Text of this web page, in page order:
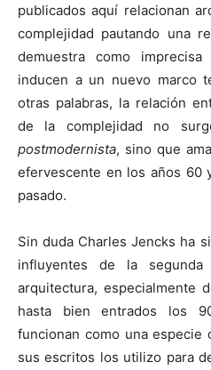
publicados aquí relacionan
complejidad pautando una
demuestra como
inducen a un nuevo marco
otras palabras, la relación
de la complejidad no
postmodernista, sino que
efervescente en los años 60
pasado.
Sin duda Charles Jencks ha
influyentes de la
arquitectura, especialmente
hasta bien entrados los
funcionan como una especie
sus escritos los utilizo para